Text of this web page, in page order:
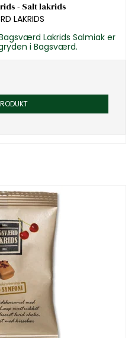
- Salt lakrids
LAKRIDS
Lakrids Salmiak er
i Bagsværd.